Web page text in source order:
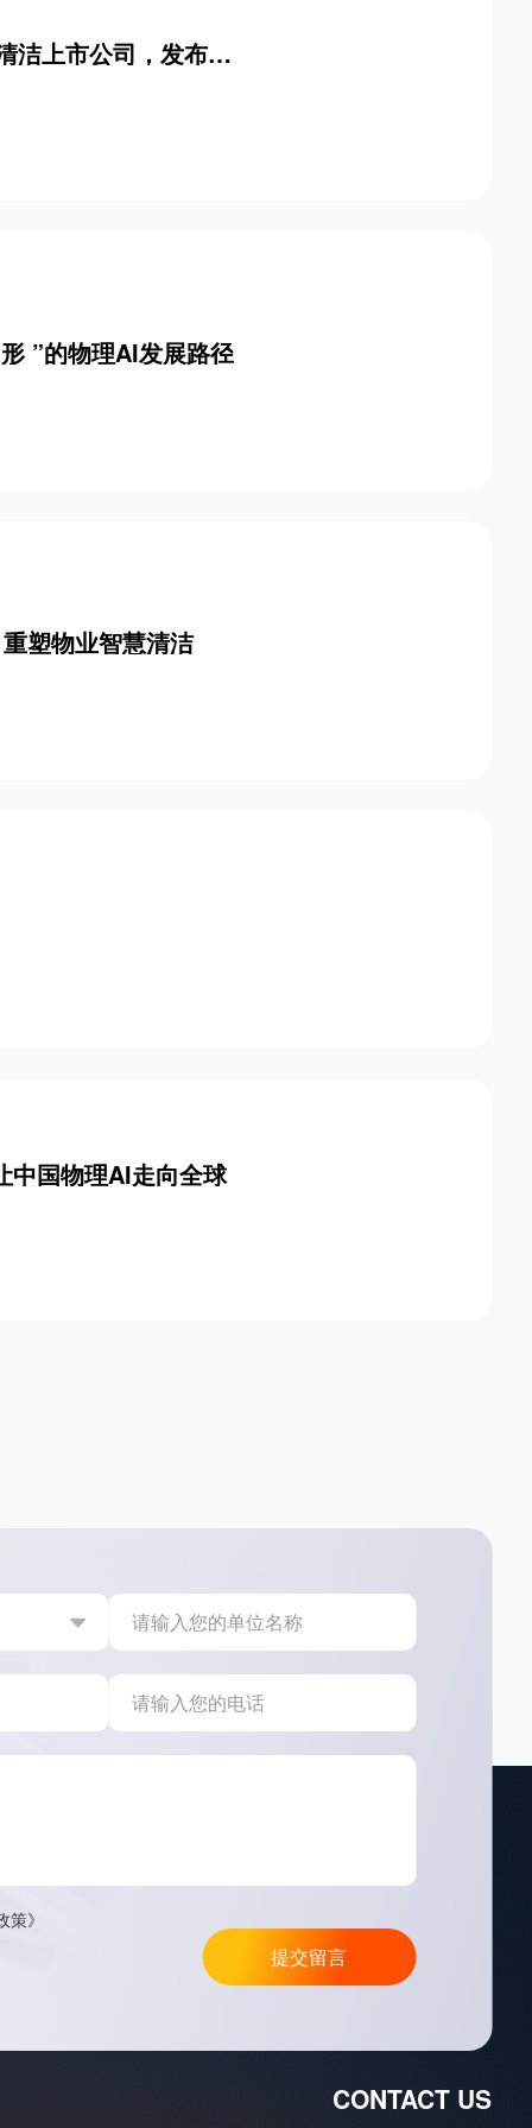
洁上市公司，发布八
”的物理AI发展路径
塑物业智慧清洁
中国物理AI走向全球
策》
提交留言
CONTACT US